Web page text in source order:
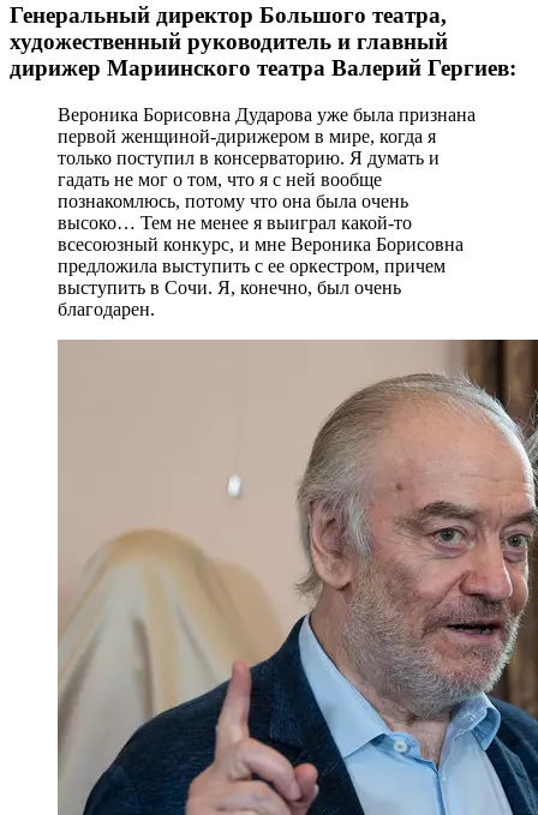
Генеральный директор Большого театра,
художественный руководитель и главный
дирижер Мариинского театра Валерий Гергиев:
Вероника Борисовна Дударова уже была признана
первой женщиной-дирижером в мире, когда я
только поступил в консерваторию. Я думать и
гадать не мог о том, что я с ней вообще
познакомлюсь, потому что она была очень
высоко… Тем не менее я выиграл какой-то
всесоюзный конкурс, и мне Вероника Борисовна
предложила выступить с ее оркестром, причем
выступить в Сочи. Я, конечно, был очень
благодарен.